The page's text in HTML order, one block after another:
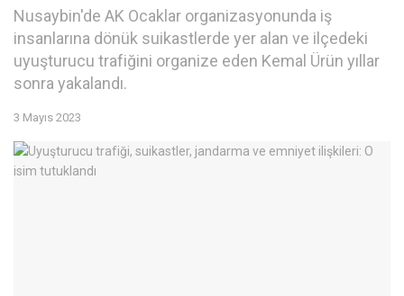
Nusaybin'de AK Ocaklar organizasyonunda iş
insanlarına dönük suikastlerde yer alan ve ilçedeki
uyuşturucu trafiğini organize eden Kemal Ürün yıllar
sonra yakalandı.
3 Mayıs 2023